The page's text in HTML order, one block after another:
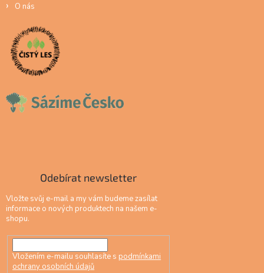
O nás
Odebírat newsletter
Vložte svůj e-mail a my vám budeme zasílat
informace o nových produktech na našem e-
shopu.
Vložením e-mailu souhlasíte s podmínkami
ochrany osobních údajů